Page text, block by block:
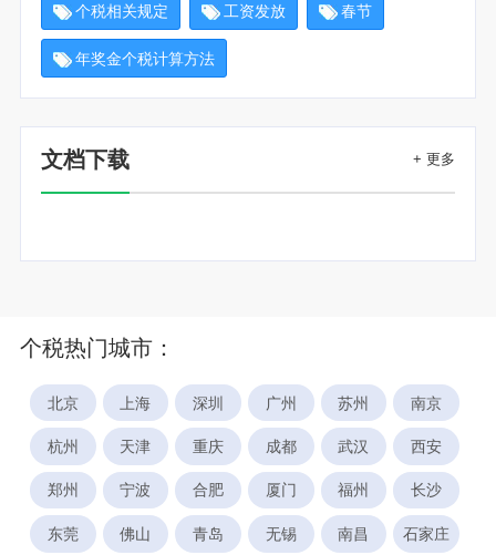
个税相关规定 工资发放 春节
年奖金个税计算方法
文档下载 + 更多
个税热门城市：
北京 上海 深圳 广州 苏州 南京
杭州 天津 重庆 成都 武汉 西安
郑州 宁波 合肥 厦门 福州 长沙
东莞 佛山 青岛 无锡 南昌 石家庄